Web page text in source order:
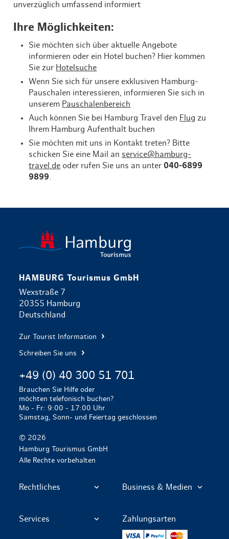
unverzüglich umfassend informiert
Ihre Möglichkeiten:
Sie möchten sich über aktuelle Angebote
informieren oder ein Hotel buchen? Hier kommen
Sie zur Hotelsuche
Wenn Sie sich für unsere exklusiven Hamburg-
Pauschalen interessieren, informieren Sie sich in
unserem Pauschalenbereich
Auch können Sie bei Hamburg Travel den Flug zu
Ihrem Hamburg Aufenthalt buchen
Sie möchten mit uns in Kontakt treten? Bitte
schicken Sie eine Mail an service@hamburg-
travel.de oder rufen Sie uns an unter 040-6899
9899
HAMBURG Tourismus GmbH
Wexstraße 7
20355 Hamburg
Deutschland
Zur Tourist Information
Schreiben Sie uns
+49 (0) 40 300 51 701
Brauchen Sie Hilfe oder
möchten telefonisch buchen?
Mo - Fr: 9:00 - 17:00 Uhr
Samstag, Sonn- und Feiertag geschlossen
© 2026
Hamburg Tourismus GmbH
Alle Rechte vorbehalten
Rechtliches Business & Medien
Services Zahlungsarten
PayPal